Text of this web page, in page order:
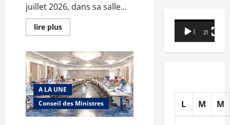
juillet 2026, dans sa salle...
lire plusEn
savoir
Communique
du
conseil
des
ministres
du
vendredi
24
juillet
2026
A LA UNE
Conseil des Ministres
Lecteur
vidéo
00:00 29:21
L M M